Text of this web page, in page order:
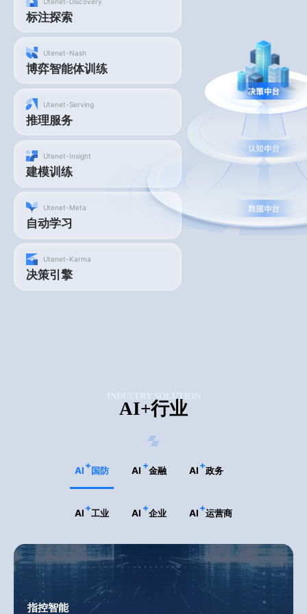
标注探索
Utenet-Nash
博弈智能体训练
Utenet-Serving
推理服务
Utenet-Insight
建模训练
Utenet-Meta
自动学习
Utenet-Karma
决策引擎
AI+行业
INDUSTRY SOLUTION
AI 国防 AI 金融 AI 政务
AI 工业 AI 企业 AI 运营商
指控智能